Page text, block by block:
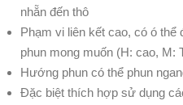
nhẵn đến thô
Phạm vi liên kết cao, có ó thể
phun mong muốn (H: cao, M:
Hướng phun có thể phun
Đặc biệt thích hợp sử dụng